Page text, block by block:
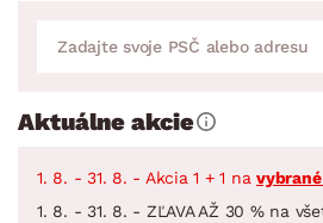
Aktuálne akcie
1. 8. - 31. 8. - Akcia 1 + 1 na
1. 8. - 31. 8. - ZĽAVA AŽ 30 % na